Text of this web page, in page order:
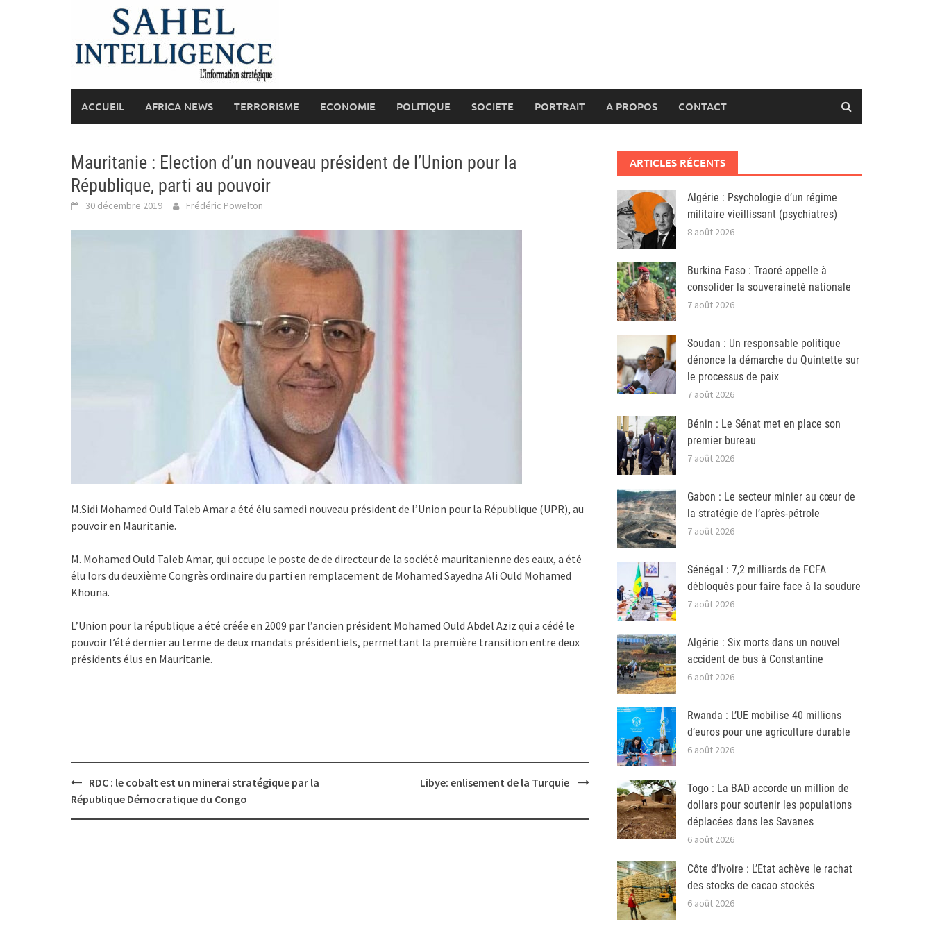
ACCUEIL AFRICA NEWS TERRORISME ECONOMIE POLITIQUE SOCIETE PORTRAIT A PROPOS CONTACT
Mauritanie : Election d’un nouveau président de l’Union pour la
République, parti au pouvoir
30 décembre 2019 Frédéric Powelton
M.Sidi Mohamed Ould Taleb Amar a été élu samedi nouveau président de l’Union pour la République (UPR), au
pouvoir en Mauritanie.
M. Mohamed Ould Taleb Amar, qui occupe le poste de de directeur de la société mauritanienne des eaux, a été
élu lors du deuxième Congrès ordinaire du parti en remplacement de Mohamed Sayedna Ali Ould Mohamed
Khouna.
L’Union pour la république a été créée en 2009 par l’ancien président Mohamed Ould Abdel Aziz qui a cédé le
pouvoir l’été dernier au terme de deux mandats présidentiels, permettant la première transition entre deux
présidents élus en Mauritanie.
Post
navigation
RDC : le cobalt est un minerai stratégique par la
République Démocratique du Congo
Libye: enlisement de la Turquie
ARTICLES RÉCENTS
Algérie : Psychologie d’un régime
militaire vieillissant (psychiatres)
8 août 2026
Burkina Faso : Traoré appelle à
consolider la souveraineté nationale
7 août 2026
Soudan : Un responsable politique
dénonce la démarche du Quintette sur
le processus de paix
7 août 2026
Bénin : Le Sénat met en place son
premier bureau
7 août 2026
Gabon : Le secteur minier au cœur de
la stratégie de l’après-pétrole
7 août 2026
Sénégal : 7,2 milliards de FCFA
débloqués pour faire face à la soudure
7 août 2026
Algérie : Six morts dans un nouvel
accident de bus à Constantine
6 août 2026
Rwanda : L’UE mobilise 40 millions
d’euros pour une agriculture durable
6 août 2026
Togo : La BAD accorde un million de
dollars pour soutenir les populations
déplacées dans les Savanes
6 août 2026
Côte d’Ivoire : L’Etat achève le rachat
des stocks de cacao stockés
6 août 2026